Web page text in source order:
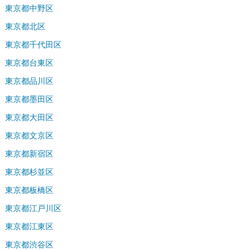
東京都中野区
東京都北区
東京都千代田区
東京都台東区
東京都品川区
東京都墨田区
東京都大田区
東京都文京区
東京都新宿区
東京都杉並区
東京都板橋区
東京都江戸川区
東京都江東区
東京都渋谷区